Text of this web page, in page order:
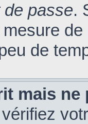
passe.
de
mais ne